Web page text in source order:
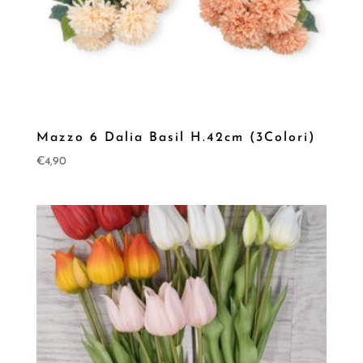
Mazzo 6 Dalia Basil H.42cm (3Colori)
€4,90